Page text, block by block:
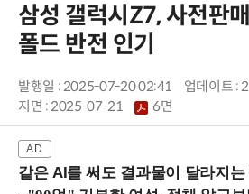
삼성 갤럭시Z7, 사전판
폴드 반전 인기
발행일 : 2025-07-20 02:41
업데이트 :
지면 :2025-07-21 6면
같은 AI를 써도 결과물이 달라지는